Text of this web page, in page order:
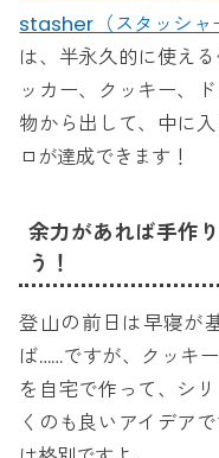
stasher（スタッシャ
は、半永久的に使え
ッカー、クッキー、
物から出して、中に
ロが達成できます！
余力があれば手作
う！
登山の前日は早寝が
ば……ですが、クッキ
を自宅で作って、シ
くのも良いアイデア